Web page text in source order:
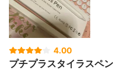
4.00
プチプラスタイラスペ